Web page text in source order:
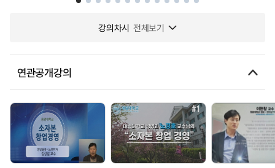
강의차시 전체보기
연관공개강의